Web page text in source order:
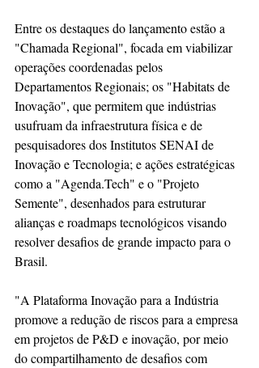
Entre os destaques do lançamento estão a
"Chamada Regional", focada em viabilizar
operações coordenadas pelos
Departamentos Regionais; os "Habitats de
Inovação", que permitem que indústrias
usufruam da infraestrutura física e de
pesquisadores dos Institutos SENAI de
Inovação e Tecnologia; e ações estratégicas
como a "Agenda.Tech" e o "Projeto
Semente", desenhados para estruturar
alianças e roadmaps tecnológicos visando
resolver desafios de grande impacto para o
Brasil.
"A Plataforma Inovação para a Indústria
promove a redução de riscos para a empresa
em projetos de P&D e inovação, por meio
do compartilhamento de desafios com